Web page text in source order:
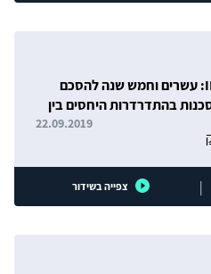
קבינט INSS: עשרים וחמש שנה להסכם
בהתדרדרות היחסים בין
22.09.2019
| צפייה בשידור